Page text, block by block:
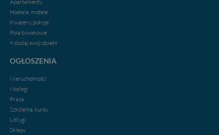
Apartamenty
Hostele, motele
Kwatery, pokoje
Pola biwakowe
+ dodaj swój obiekt
OGŁOSZENIA
Nieruchomości
Noclegi
Praca
Szkolenia, kursy
Usługi
Sklepy